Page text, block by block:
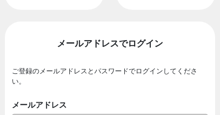
メールアドレスでログイン
ご登録のメールアドレスとパスワードでログインしてくださ
い。
メールアドレス